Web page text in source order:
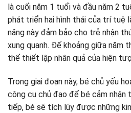
là cuối năm 1 tuổi và đầu năm 2
phát triển hai hình thái của trí tuệ
năng này đảm bảo cho trẻ nhận
xung quanh. Đế khoảng giữa năm
thể thiết lập nhân quả của hiện
Trong giai đoạn này, bé chủ yếu
công cụ chủ đạo để bé cảm nhận
tiếp, bé sẽ tích lũy được những